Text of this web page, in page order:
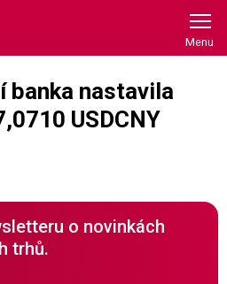
banka nastavila
USDCNY
o novinkách
trhů.